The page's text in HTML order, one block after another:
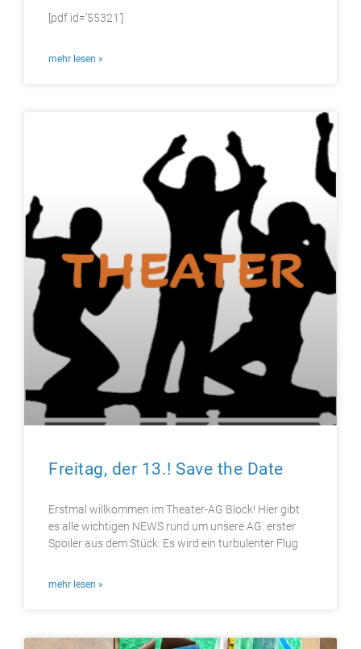
[pdf id=’55321′]
mehr lesen »
Freitag, der 13.! Save the Date
Erstmal willkommen im Theater-AG Block! Hier gibt
es alle wichtigen NEWS rund um unsere AG. erster
Spoiler aus dem Stück: Es wird ein turbulenter Flug
mehr lesen »